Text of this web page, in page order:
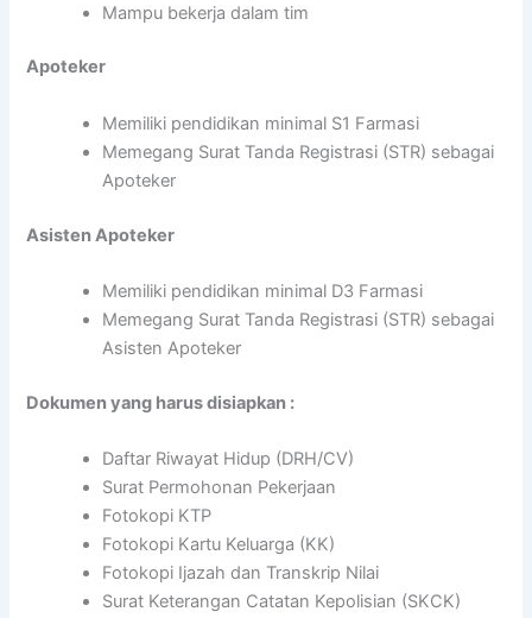
Mampu bekerja dalam tim
Apoteker
Memiliki pendidikan minimal S1 Farmasi
Memegang Surat Tanda Registrasi (STR) sebagai
Apoteker
Asisten Apoteker
Memiliki pendidikan minimal D3 Farmasi
Memegang Surat Tanda Registrasi (STR) sebagai
Asisten Apoteker
Dokumen yang harus disiapkan :
Daftar Riwayat Hidup (DRH/CV)
Surat Permohonan Pekerjaan
Fotokopi KTP
Fotokopi Kartu Keluarga (KK)
Fotokopi Ijazah dan Transkrip Nilai
Surat Keterangan Catatan Kepolisian (SKCK)